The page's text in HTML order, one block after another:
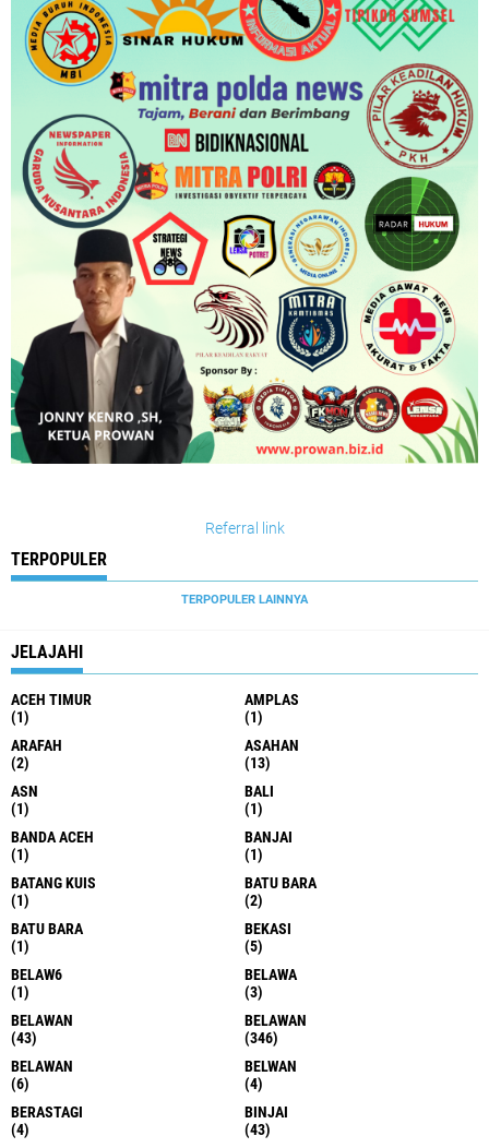
Referral link
TERPOPULER
TERPOPULER LAINNYA
JELAJAHI
ACEH TIMUR
(1)
AMPLAS
(1)
ARAFAH
(2)
ASAHAN
(13)
ASN
(1)
BALI
(1)
BANDA ACEH
(1)
BANJAI
(1)
BATANG KUIS
(1)
BATU BARA
(2)
BATU BARA
(1)
BEKASI
(5)
BELAW6
(1)
BELAWA
(3)
BELAWAN
(43)
BELAWAN
(346)
BELAWAN
(6)
BELWAN
(4)
BERASTAGI
(4)
BINJAI
(43)